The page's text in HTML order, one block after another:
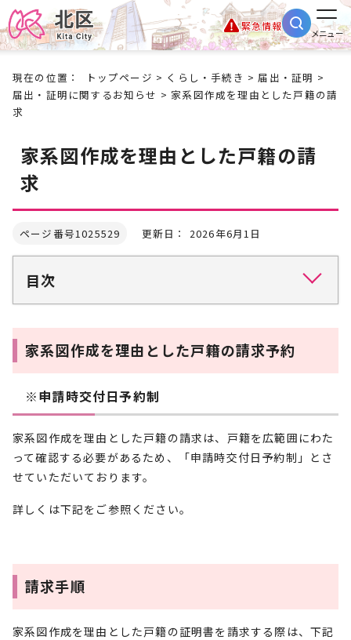
緊急情報
メニュー
現在の位置： トップページ > くらし・手続き >届出・証明 >
届出・証明に関するお知らせ > 家系図作成を理由とした戸籍の請
求
家系図作成を理由とした戸籍の請
求
ページ番号1025529 更新日： 2026年6月1日
目次
家系図作成を理由とした戸籍の請求予約
※申請時交付日予約制
家系図作成を理由とした戸籍の請求は、戸籍を広範囲にわた
って確認する必要があるため、「申請時交付日予約制」とさ
せていただいております。
詳しくは下記をご参照ください。
請求手順
家系図作成を理由とした戸籍の証明書を請求する際は、下記